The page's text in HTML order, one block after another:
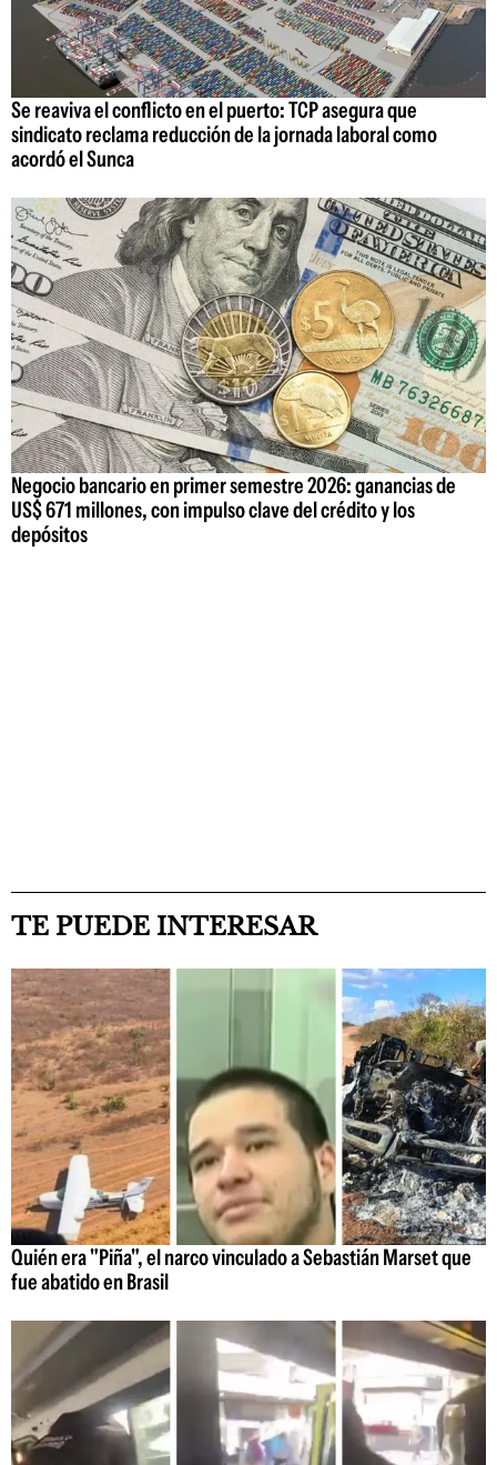
Se reaviva el conflicto en el puerto: TCP asegura que
sindicato reclama reducción de la jornada laboral como
acordó el Sunca
Negocio bancario en primer semestre 2026: ganancias de
US$ 671 millones, con impulso clave del crédito y los
depósitos
TE PUEDE INTERESAR
Quién era "Piña", el narco vinculado a Sebastián Marset que
fue abatido en Brasil